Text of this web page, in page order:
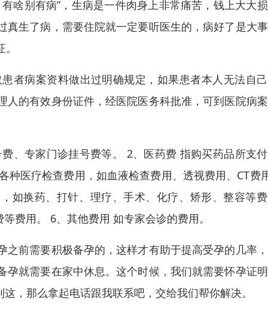
啥别有病”，生病是一件肉身上非常痛苦，钱上大大
生了病，需要住院就一定要听医生的，病好了是大
者病案资料做出过明确规定，如果患者本人无法自
的有效身份证件，经医院医务科批准，可到医院病
、专家门诊挂号费等。 2、医药费 指购买药品所支
医疗检查费用，如血液检查费用、透视费用、CT费
如换药、打针、理疗、手术、化疗、矫形、整容等
费用。 6、其他费用 如专家会诊的费用。
前需要积极备孕的，这样才有助于提高受孕的几率
就需要在家中休息。这个时候，我们就需要怀孕证
，那么拿起电话跟我联系吧，交给我们帮你解决。